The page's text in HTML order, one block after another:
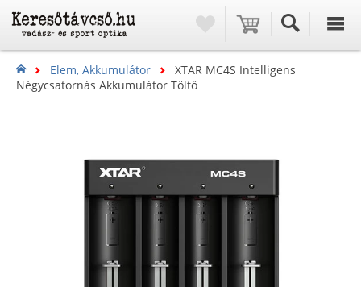
Elem, Akkumulátor
XTAR MC4S Intelligens
Négycsatornás Akkumulátor Töltő